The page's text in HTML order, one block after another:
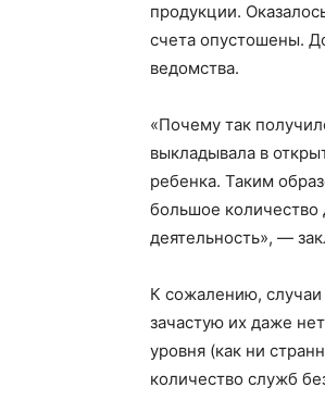
продукции.
счета опустошены.
ведомства.
«Почему так
выкладывала в
ребенка. Таким
большое количество
деятельность», —
К сожалению,
зачастую их даже
уровня (как ни
количество служб